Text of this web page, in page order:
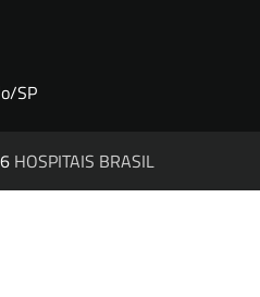
SP
HOSPITAIS BRASIL